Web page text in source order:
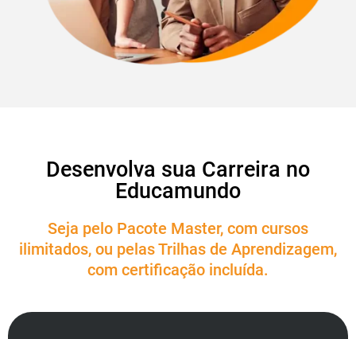
Desenvolva sua Carreira no
Educamundo
Seja pelo Pacote Master, com cursos
ilimitados, ou pelas Trilhas de Aprendizagem,
com certificação incluída.